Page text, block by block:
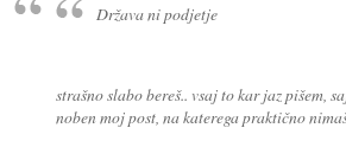
Država ni podjetje
strašno slabo bereš.. vsaj to kar jaz pišem,
noben moj post, na katerega praktično